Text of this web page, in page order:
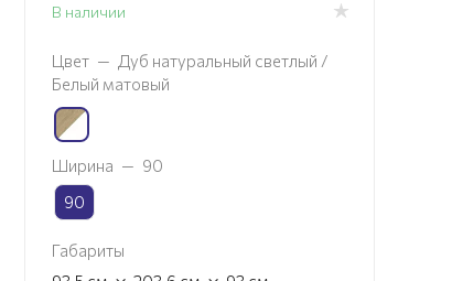
В наличии
Цвет — Дуб натуральный светлый /
Белый матовый
Ширина — 90
90
Габариты